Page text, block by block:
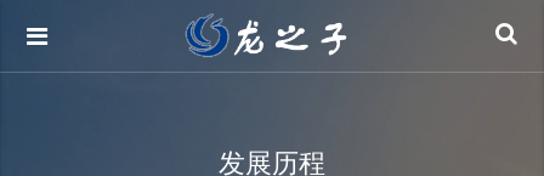
发展历程